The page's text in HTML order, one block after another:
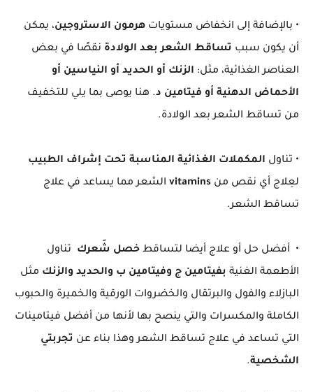
• بالإضافة إلى انخفاض مستويات هرمون الاستروجين، يمكن
أن يكون سبب تساقط الشعر بعد الولادة نقصًا في بعض
العناصر الغذائية، مثل: الزنك أو الحديد أو النياسين أو
الأحماض الدهنية أو فيتامين د. هنا يوصى بما يلي للتخفيف
من تساقط الشعر بعد الولادة.
• تناول المكملات الغذائية المناسبة تحت إشراف الطبيب
لعِلاج أي نقص من vitamins الشعر مما يساعد في علاج
تساقط الشعر.
• أفضل حل أو علاج أيضا لتساقط خصل شَعرك
تناول
الأطعمة الغنية بفيتامين ج وفيتامين ب والحديد والزنك مثل
البازلاء والفول والبرتقال والخضروات الورقية والخميرة والحبوب
الكاملة والمكسرات والتي ينصح بها لأنها من أفضل فيتامينات
التي تساعد في علاج تساقط الشعر وهذا بناء عن تجربتي
الشخصية.